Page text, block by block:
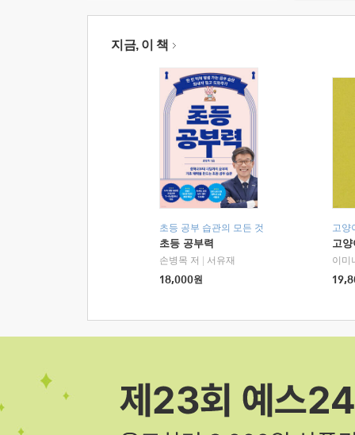
지금, 이 책
초등 공부 습관의 모든 것
초등 공부력
손병목 저
서유재
18,000원
고양
고
이미